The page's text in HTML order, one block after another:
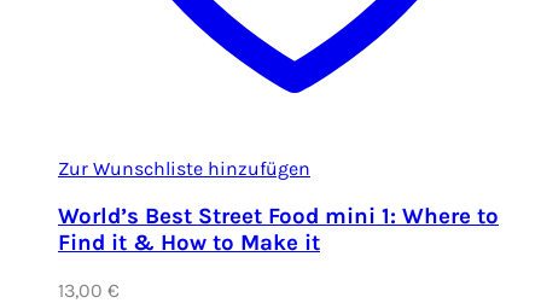
Zur Wunschliste hinzufügen
World’s Best Street Food mini 1: Where to
Find it & How to Make it
13,00 €